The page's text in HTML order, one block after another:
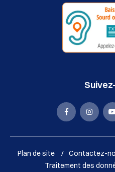
La
Sassenage
La
Plan de site Contactez-
Traitement des